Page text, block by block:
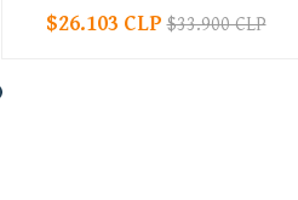
+
$26.103 CLP$33.900 CLP